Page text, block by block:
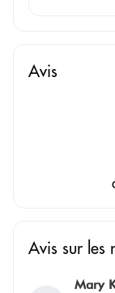
Avis
Avis sur les
Mary